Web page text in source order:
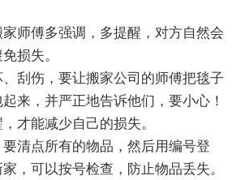
师傅多强调，多提醒，对方自然会
损失。
刮伤，要让搬家公司的师傅把毯子
来，并严正地告诉他们，要小心！
才能减少自己的损失。
清点所有的物品，然后用编号登
，可以按号检查，防止物品丢失。